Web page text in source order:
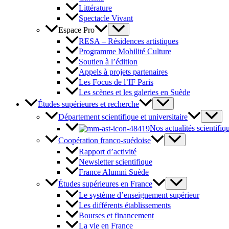
Littérature
Spectacle Vivant
Espace Pro
RESA – Résidences artistiques
Programme Mobilité Culture
Soutien à l’édition
Appels à projets partenaires
Les Focus de l’IF Paris
Les scènes et les galeries en Suède
Études supérieures et recherche
Département scientifique et universitaire
Nos actualités
Coopération franco-suédoise
Rapport d’activité
Newsletter scientifique
France Alumni Suède
Études supérieures en France
Le système d’enseignement supérieur
Les différents établissements
Bourses et financement
La vie en France